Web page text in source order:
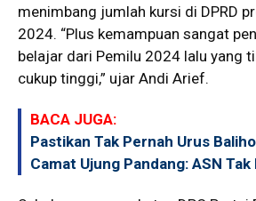
menimbang jumlah kursi di DPRD
2024. “Plus kemampuan sangat
belajar dari Pemilu 2024 lalu yang
cukup tinggi,” ujar Andi Arief.
BACA JUGA:
Pastikan Tak Pernah Urus
Camat Ujung Pandang: ASN